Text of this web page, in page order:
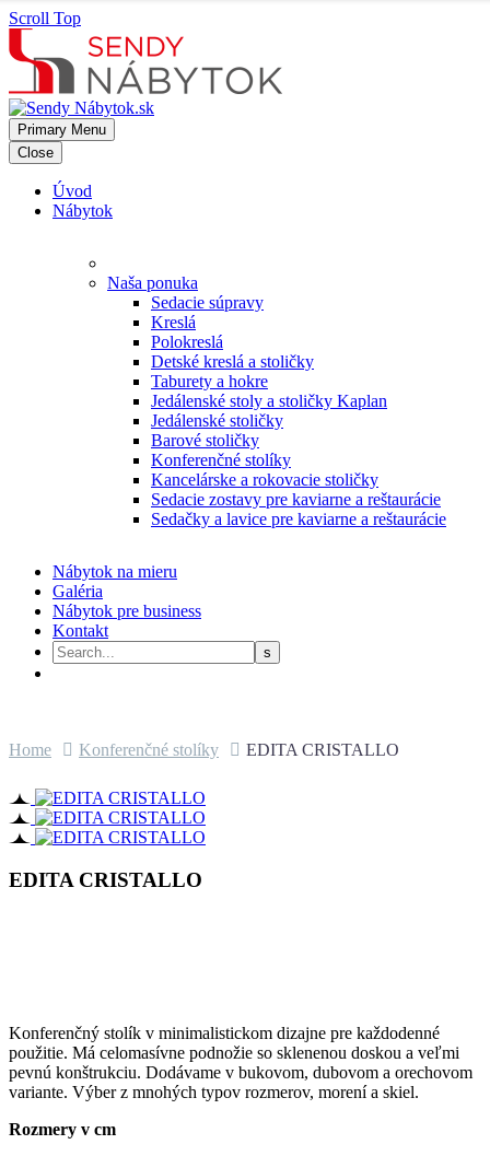
Scroll Top
Primary Menu
Close
Úvod
Nábytok
Naša ponuka
Sedacie súpravy
Kreslá
Polokreslá
Detské kreslá a stoličky
Taburety a hokre
Jedálenské stoly a stoličky Kaplan
Jedálenské stoličky
Barové stoličky
Konferenčné stolíky
Kancelárske a rokovacie stoličky
Sedacie zostavy pre kaviarne a reštaurácie
Sedačky a lavice pre kaviarne a reštaurácie
Nábytok na mieru
Galéria
Nábytok pre business
Kontakt
Home Konferenčné stolíky EDITA CRISTALLO
EDITA CRISTALLO
Konferenčný stolík v minimalistickom dizajne pre každodenné
použitie. Má celomasívne podnožie so sklenenou doskou a veľmi
pevnú konštrukciu. Dodávame v bukovom, dubovom a orechovom
variante. Výber z mnohých typov rozmerov, morení a skiel.
Rozmery v cm